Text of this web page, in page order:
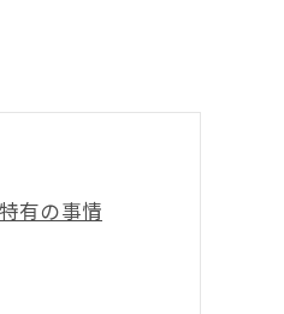
有の事情